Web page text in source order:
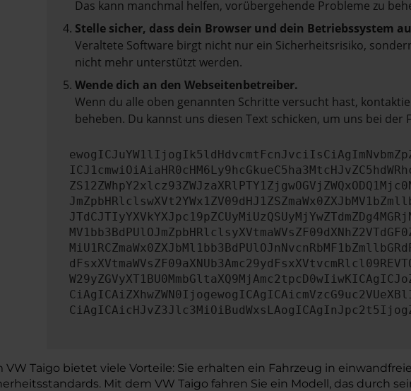
Das kann manchmal helfen, vorübergehende Probleme zu
Stelle sicher, dass dein Browser und dein Betriebssystem
Veraltete Software birgt nicht nur ein Sicherheitsrisiko,
nicht mehr unterstützt werden.
Wende dich an den Webseitenbetreiber.
Wenn du alle oben genannten Schritte versucht hast,
beheben. Du kannst uns diesen Text schicken, um uns bei der
VW Taigo bietet viele Vorteile: Sie erhalten ein Fahrzeug in
Mit dem VW Taigo fahren Sie ein Modell, das durch